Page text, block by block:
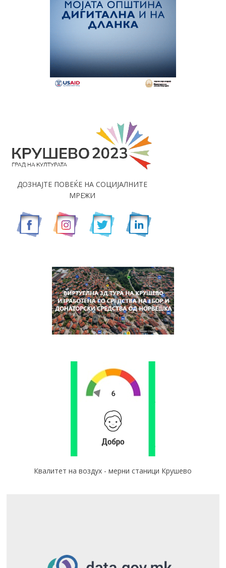
ДОЗНАЈТЕ ПОВЕЌЕ НА СОЦИЈАЛНИТЕ
МРЕЖИ
Квалитет на воздух - мерни станици Крушево